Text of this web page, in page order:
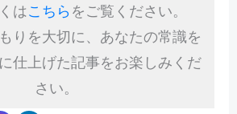
はこちら をご覧ください。
りを大切に、あなたの常識を
仕上げた記事をお楽しみくだ
さい。